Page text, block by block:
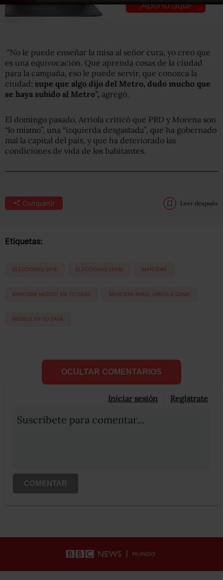
“No le puede enseñar la misa al señor cura, yo creo que
es una equivocación. Que aprenda cosas de la ciudad
para la campaña, eso le puede servir, que conozca la
ciudad; supe que algo dijo del Metro, dudo mucho que
se haya subido al Metro”, agregó.
El domingo pasado, Arriola criticó que PRD y Morena son
“lo mismo”, una “izquierda desgastada”, que ha gobernado
mal la capital del país, y que ha deteriorado las
condiciones de vida de los habitantes.
Compartir Leer después
Etiquetas:
ELECCIONES 2018 ELECCIONES CDMX MANCERA
MANCERA MEDICO EN TU CASA MANCERA MIKEL ARRIOLA CDMX
MEDICO EN TU CASA
OCULTAR COMENTARIOS
Iniciar sesión Registrate
Suscribete para comentar...
COMENTAR